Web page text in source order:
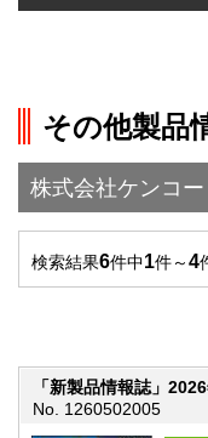
その他製品
株式会社ケンコ
検索結果6件中1件～4
「新製品情報誌」
No. 1260502005